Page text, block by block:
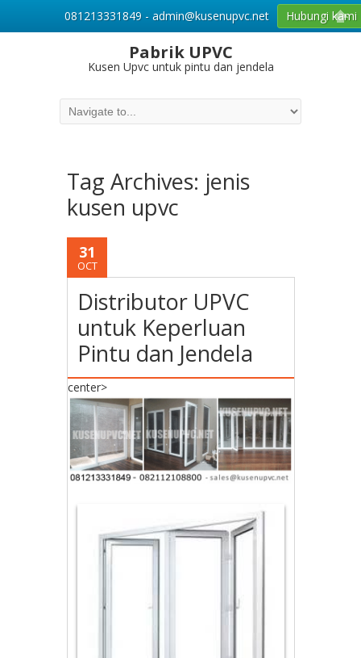
Pabrik UPVC
Kusen Upvc untuk pintu dan jendela
Tag Archives: jenis
kusen upvc
31
OCT
Distributor UPVC
untuk Keperluan
Pintu dan Jendela
center>
081213331849 - admin@kusenupvc.net Hubungi kami